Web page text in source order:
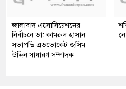
জালাবাদ এসোসিয়েশনের
নির্বাচনে ডা: কামরুল হাসান
সভাপতি এডভোকেট জসিম
উদ্দিন সাধারণ সম্পাদক